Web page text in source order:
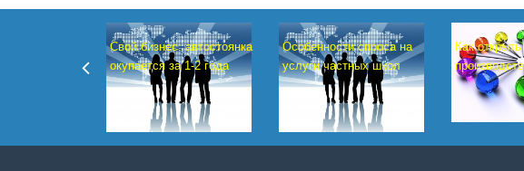
Свой бизнес: автостоянка
окупается за 1-2 года
Особенности спроса на
услуги частных школ
Как